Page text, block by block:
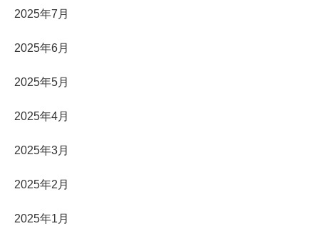
2025年7月
2025年6月
2025年5月
2025年4月
2025年3月
2025年2月
2025年1月